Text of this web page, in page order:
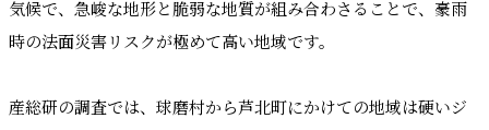
気候で、急峻な地形と脆弱な地質が組み合わさることで、豪雨
時の法面災害リスクが極めて高い地域です。
産総研の調査では、球磨村から芦北町にかけての地域は硬いジ